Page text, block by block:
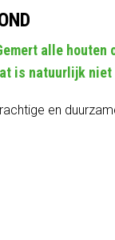
alle houten
is natuurlijk niet
en